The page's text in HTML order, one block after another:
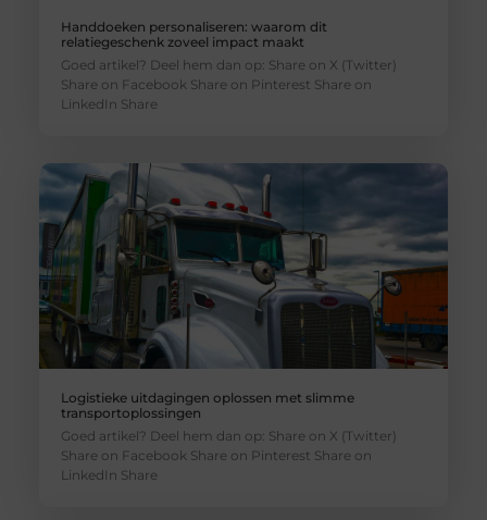
Handdoeken personaliseren: waarom dit
relatiegeschenk zoveel impact maakt
Goed artikel? Deel hem dan op: Share on X (Twitter)
Share on Facebook Share on Pinterest Share on
LinkedIn Share
Logistieke uitdagingen oplossen met slimme
transportoplossingen
Goed artikel? Deel hem dan op: Share on X (Twitter)
Share on Facebook Share on Pinterest Share on
LinkedIn Share